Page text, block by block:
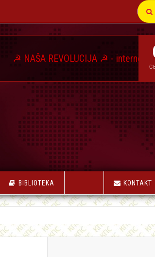
REVOLUCIJA ☭ - internet magazin
BIBLIOTEKA KONTAKT